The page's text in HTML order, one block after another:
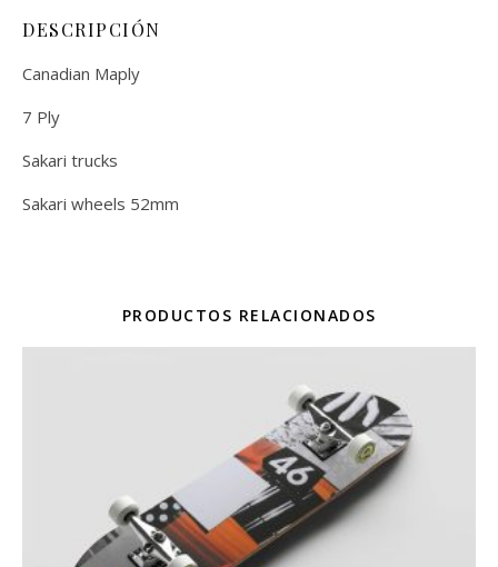
DESCRIPCIÓN
Canadian Maply
7 Ply
Sakari trucks
Sakari wheels 52mm
PRODUCTOS RELACIONADOS